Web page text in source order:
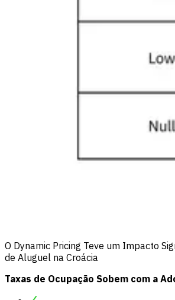
O Dynamic Pricing Teve um Impacto
de Aluguel na Croácia
Taxas de Ocupação Sobem com a